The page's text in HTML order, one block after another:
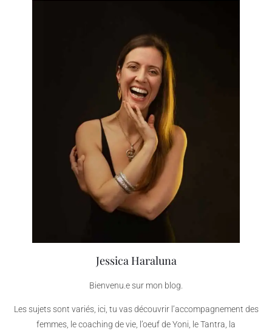
Jessica Haraluna
Bienvenu.e sur mon blog.
Les sujets sont variés, ici, tu vas découvrir l’accompagnement des
femmes, le coaching de vie, l’oeuf de Yoni, le Tantra, la